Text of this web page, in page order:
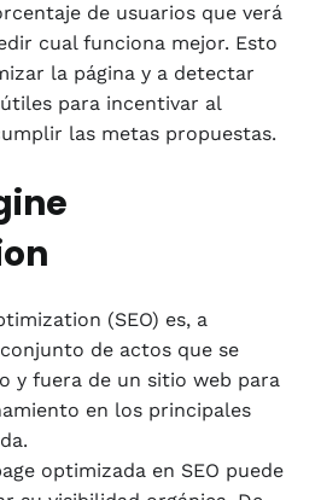
de usuarios que verá
cual funciona mejor. Esto
la página y a detectar
para incentivar al
las metas propuestas.
(SEO) es, a
de actos que se
y fuera de un sitio web para
en los principales
optimizada en SEO puede